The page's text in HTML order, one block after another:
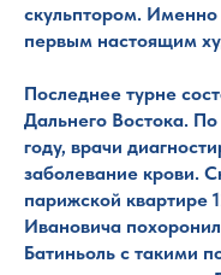
скульптором.
первым настоящим
Последнее турне
Дальнего Востока.
году, врачи
заболевание крови.
парижской квартире
Ивановича
Батиньоль с такими